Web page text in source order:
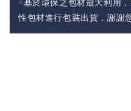
性包材進行包裝出貨，謝謝